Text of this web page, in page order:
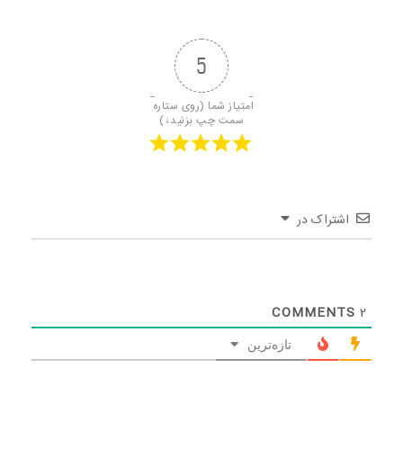
5
امتیاز شما (روی ستاره
سمت چپ بزنید↓)
اشتراک در
2
COMMENTS
تازه‌ترین